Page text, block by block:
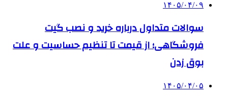
۱۴۰۵/۰۴/۰۹
سوالات متداول درباره خرید و نصب گیت
فروشگاهی؛ از قیمت تا تنظیم حساسیت و علت
بوق زدن
۱۴۰۵/۰۴/۰۵